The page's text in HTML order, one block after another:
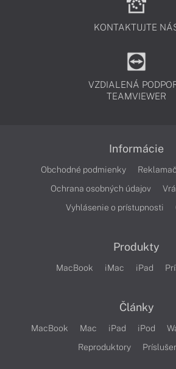
KONTAKTUJTE
VZDIALENÁ
TEAMVIEWER
Informácie
Obchodné podmienky
Ochrana osobných údajov
Vyhlásenie o prístupnosti
Produkty
MacBook iMac iPad
Články
MacBook Mac iPad iPod
Reproduktory